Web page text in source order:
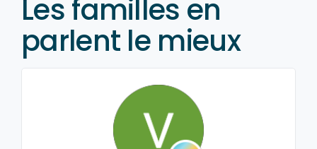
Les familles en
parlent le mieux